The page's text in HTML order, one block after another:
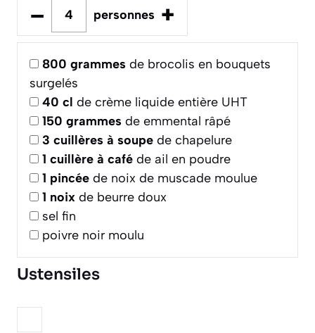
– personnes +
800 grammes de brocolis en bouquets
surgelés
40 cl de crème liquide entière UHT
150 grammes de emmental râpé
3 cuillères à soupe de chapelure
1 cuillère à café de ail en poudre
1 pincée de noix de muscade moulue
1 noix de beurre doux
sel fin
poivre noir moulu
Ustensiles